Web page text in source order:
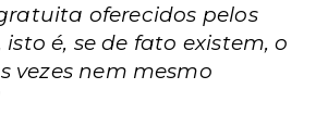
oferecidos pelos
é, se de fato existem, o
vezes nem mesmo